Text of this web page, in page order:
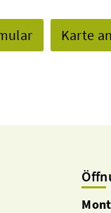
Karte